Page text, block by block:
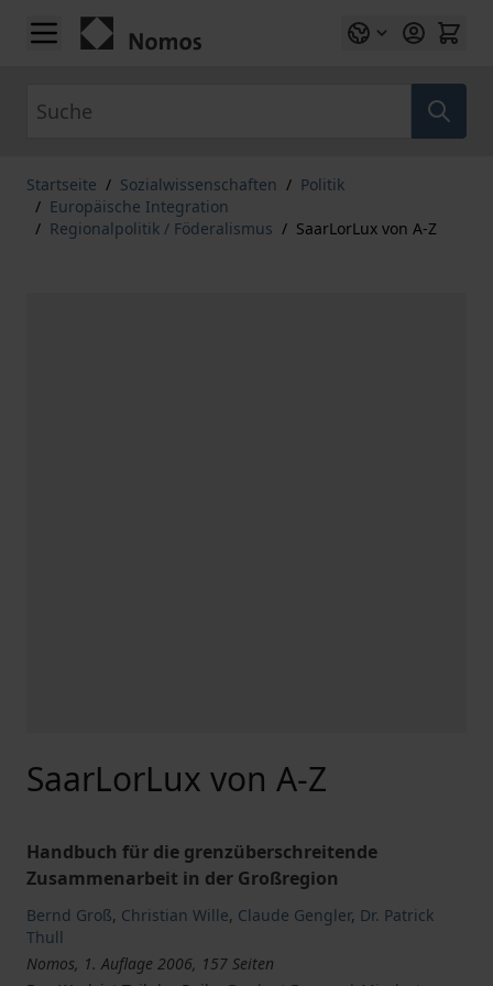
Zum Inhalt springen
Startseite / Sozialwissenschaften / Politik
/ Europäische Integration
/ Regionalpolitik / Föderalismus / SaarLorLux von A-Z
SaarLorLux von A-Z
Handbuch für die grenzüberschreitende
Zusammenarbeit in der Großregion
Bernd Groß, Christian Wille, Claude Gengler, Dr. Patrick
Thull
Nomos, 1. Auflage 2006, 157 Seiten